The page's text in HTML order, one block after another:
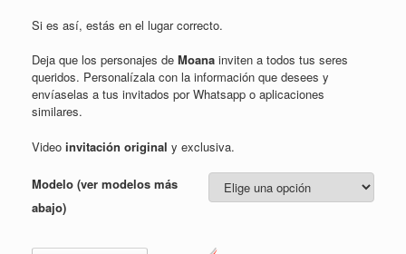
Si es así, estás en el lugar correcto.
Deja que los personajes de Moana inviten a todos tus seres
queridos. Personalízala con la información que desees y
envíaselas a tus invitados por Whatsapp o aplicaciones
similares.
Video invitación original y exclusiva.
Modelo (ver modelos más
abajo)